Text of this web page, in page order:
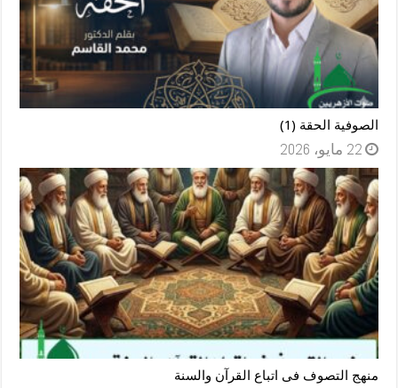
الصوفية الحقة (1)
22 مايو، 2026
منهج التصوف فى اتباع القرآن والسنة